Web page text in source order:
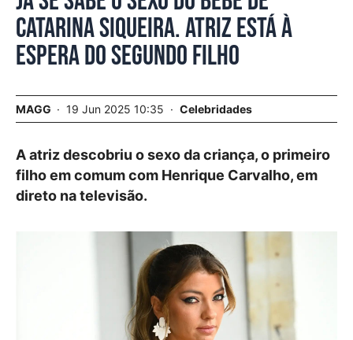
Catarina Siqueira. Atriz está à
espera do segundo filho
MAGG 19 Jun 2025 10:35 Celebridades
A atriz descobriu o sexo da criança, o primeiro
filho em comum com Henrique Carvalho, em
direto na televisão.